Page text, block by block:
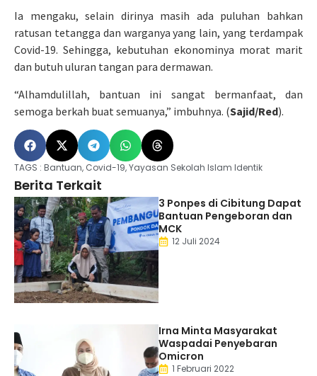
Ia mengaku, selain dirinya masih ada puluhan bahkan
ratusan tetangga dan warganya yang lain, yang terdampak
Covid-19. Sehingga, kebutuhan ekonominya morat marit
dan butuh uluran tangan para dermawan.
“Alhamdulillah, bantuan ini sangat bermanfaat, dan
semoga berkah buat semuanya,” imbuhnya. (Sajid/Red).
TAGS : Bantuan, Covid-19,Yayasan Sekolah Islam Identik
Berita Terkait
3 Ponpes di Cibitung Dapat
Bantuan Pengeboran dan
MCK
12 Juli 2024
Irna Minta Masyarakat
Waspadai Penyebaran
Omicron
1 Februari 2022